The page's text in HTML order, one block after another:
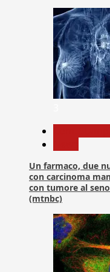
Un farmaco, due
con carcinoma
con tumore al
(mtnbc)